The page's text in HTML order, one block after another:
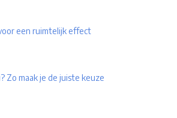
een ruimtelijk effect
Zo maak je de juiste keuze